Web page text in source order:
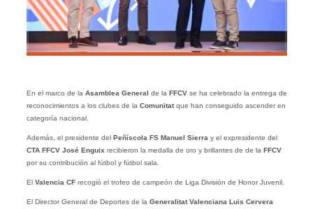
En el marco de la Asamblea General de la FFCVse ha celebrado la entrega de
reconocimientos a los clubes de la Comunitatque han conseguido ascender en
categoría nacional.
Además, el presidente del Peñíscola FS Manuel Sierra y el expresidente del
CTA FFCV José Enguix recibieron la medalla de oro y brillantes de de la FFCV
por su contribución al fútbol y fútbol sala.
El Valencia CFrecogió el trofeo de campeón de Liga División de Honor Juvenil.
El Director General de Deportes de la Generalitat Valenciana Luis Cervera